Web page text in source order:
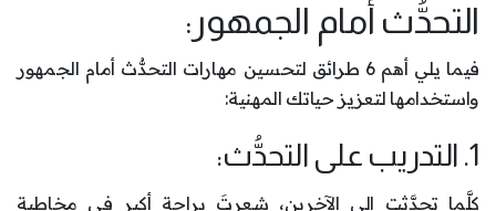
التحدُّث أمام الجمهور:
فيما يلي أهم 6 طرائق لتحسين مهارات التحدُّث أمام الجمهور
واستخدامها لتعزيز حياتك المهنية:
1. التدريب على التحدُّث:
كلَّما تحدَّثت إلى الآخرين، شعرتَ براحة أكبر في مخاطبة